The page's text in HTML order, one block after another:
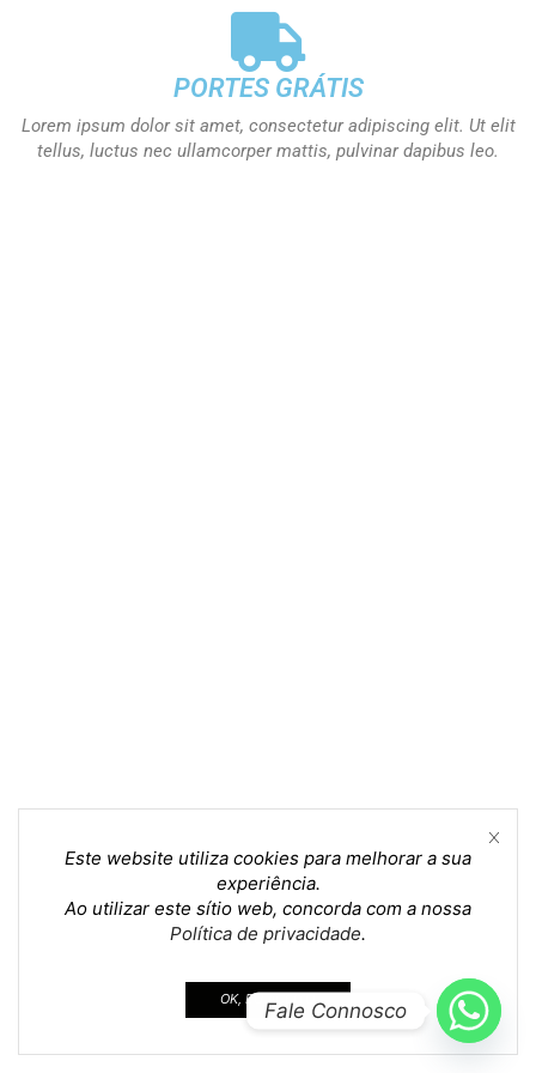
PORTES GRÁTIS
Lorem ipsum dolor sit amet, consectetur adipiscing elit. Ut elit
tellus, luctus nec ullamcorper mattis, pulvinar dapibus leo.
Este website utiliza cookies para melhorar a sua
experiência.
Ao utilizar este sítio web, concorda com a nossa
Política de privacidade.
OK, EU ACEITO.Fale Connosco